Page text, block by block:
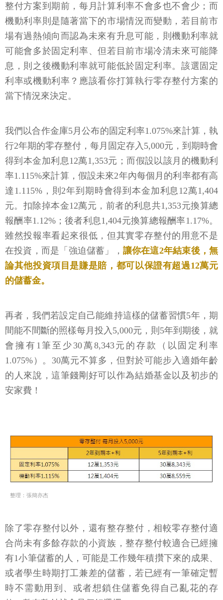
整付方案到期前，每月計算利率不會多也不會少；而
機動利率則是隨著當下的市場情況而變動，若目前市
場有過熱傾向而認為未來有升息可能，則機動利率就
可能會多於固定利率、但若目前市場冷清未來可能降
息，則之後機動利率就可能低於固定利率。該選固定
利率或機動利率？應該看你打算執行零存整付方案的
當下情況來決定。
我們以合作金庫5月公布的固定利率1.075%來計算，執
行2年期的零存整付，每月固定存入5,000元，到期時會
得到本金加利息12萬1,353元；而假設以該月的機動利
率1.115%來計算，假設未來2年內每個月的利率都有高
達1.115%，則2年到期時會得到本金加利息12萬1,404
元。扣除掉本金12萬元，前者的利息共1,353元換算總
報酬率1.12%；後者利息1,404元換算總報酬率1.17%。
雖然投報率看起來很低，但其實零存整付的用意不是
在投資，而是「強迫儲蓄」， 讓你在這2年結束後，無
論其他投資項目是賺是賠，都可以保證有超過12萬元
的儲蓄金。
再者，我們若設定自己能維持這樣的儲蓄習慣5年，期
間能不間斷的照樣每月投入5,000元，則5年到期後，就
會擁有1筆至少30萬8,343元的存款（以固定利率
1.075%）。30萬元不算多，但對於可能步入適婚年齡
的人來說，這筆錢剛好可以作為結婚基金以及初步的
安家費！
整理：張簡亦杰
除了零存整付以外，還有整存整付，相較零存整付適
合尚未有多餘存款的小資族，整存整付較適合已經擁
有1小筆儲蓄的人，可能是工作幾年積攢下來的成果、
或者學生時期打工兼差的儲蓄，若已經有一筆確定暫
時不需動用到、或者想鎖住儲蓄免得自己亂花的存